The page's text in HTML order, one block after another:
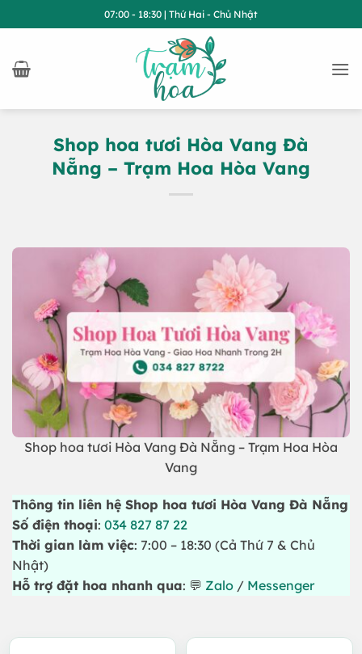
qua
dung
07:00 - 18:30 | Thứ Hai - Chủ Nhật
Shop hoa tươi Hòa Vang Đà
Nẵng – Trạm Hoa Hòa Vang
Shop hoa tươi Hòa Vang Đà Nẵng – Trạm Hoa Hòa
Vang
Thông tin liên hệ Shop hoa tươi Hòa Vang Đà Nẵng
Số điện thoại: 034 827 87 22
Thời gian làm việc: 7:00 – 18:30 (Cả Thứ 7 & Chủ
Nhật)
Hỗ trợ đặt hoa nhanh qua: 💬 Zalo / Messenger